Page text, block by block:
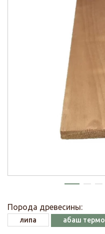
Порода древесины:
липа абаш термо